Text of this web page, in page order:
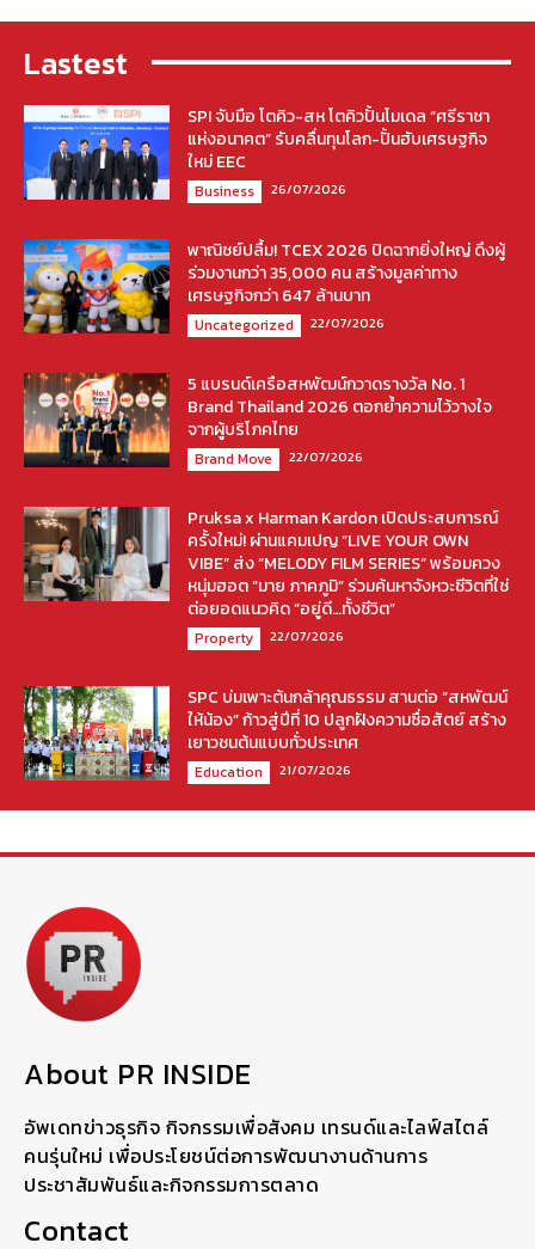
Lastest
SPI จับมือ โตคิว-สห โตคิวปั้นโมเดล “ศรีราชา
แห่งอนาคต” รับคลื่นทุนโลก-ปั้นฮับเศรษฐกิจ
ใหม่ EEC
Business 26/07/2026
พาณิชย์ปลื้ม! TCEX 2026 ปิดฉากยิ่งใหญ่ ดึงผู้
ร่วมงานกว่า 35,000 คน สร้างมูลค่าทาง
เศรษฐกิจกว่า 647 ล้านบาท
Uncategorized 22/07/2026
5 แบรนด์เครือสหพัฒน์กวาดรางวัล No. 1
Brand Thailand 2026 ตอกย้ำความไว้วางใจ
จากผู้บริโภคไทย
Brand Move 22/07/2026
Pruksa x Harman Kardon เปิดประสบการณ์
ครั้งใหม่! ผ่านแคมเปญ “LIVE YOUR OWN
VIBE” ส่ง “MELODY FILM SERIES” พร้อมควง
หนุ่มฮอต “มาย ภาคภูมิ” ร่วมค้นหาจังหวะชีวิตที่ใช่
ต่อยอดแนวคิด “อยู่ดี…ทั้งชีวิต”
Property 22/07/2026
SPC บ่มเพาะต้นกล้าคุณธรรม สานต่อ “สหพัฒน์
ให้น้อง” ก้าวสู่ปีที่ 10 ปลูกฝังความซื่อสัตย์ สร้าง
เยาวชนต้นแบบทั่วประเทศ
Education 21/07/2026
About PR INSIDE
อัพเดทข่าวธุรกิจ กิจกรรมเพื่อสังคม เทรนด์และไลฟ์สไตล์
คนรุ่นใหม่ เพื่อประโยชน์ต่อการพัฒนางานด้านการ
ประชาสัมพันธ์และกิจกรรมการตลาด
Contact